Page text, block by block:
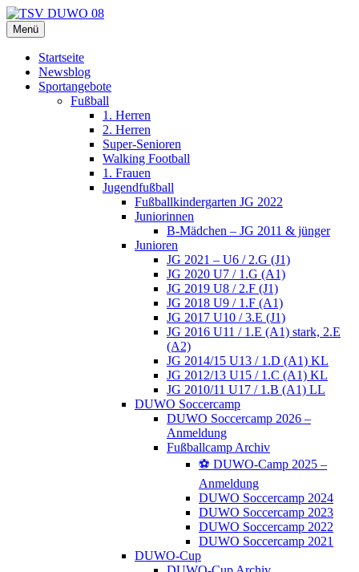
Zum
Inhalt
springen
TSV DUWO 08
Hamburg Sportverein Ohlstedt
Menü
Startseite
Newsblog
Sportangebote
Fußball
1. Herren
2. Herren
Super-Senioren
Walking Football
1. Frauen
Jugendfußball
Fußballkindergarten JG 2022
Juniorinnen
B-Mädchen – JG 2011 & jünger
Junioren
JG 2021 – U6 / 2.G (J1)
JG 2020 U7 / 1.G (A1)
JG 2019 U8 / 2.F (J1)
JG 2018 U9 / 1.F (A1)
JG 2017 U10 / 3.E (J1)
JG 2016 U11 / 1.E (A1) stark, 2.E
(A2)
JG 2014/15 U13 / 1.D (A1) KL
JG 2012/13 U15 / 1.C (A1) KL
JG 2010/11 U17 / 1.B (A1) LL
DUWO Soccercamp
DUWO Soccercamp 2026 –
Anmeldung
Fußballcamp Archiv
⚽️ DUWO-Camp 2025 –
Anmeldung
DUWO Soccercamp 2024
DUWO Soccercamp 2023
DUWO Soccercamp 2022
DUWO Soccercamp 2021
DUWO-Cup